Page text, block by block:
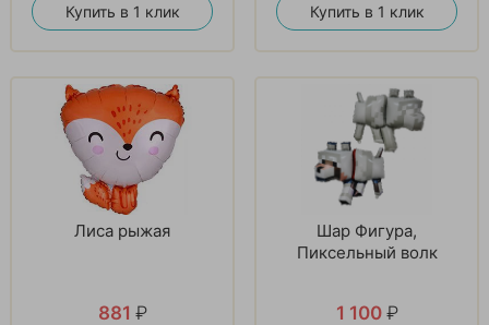
Купить в 1 клик Купить в 1 клик
Лиса рыжая
881 ₽
Шар Фигура,
Пиксельный волк
1 100 ₽